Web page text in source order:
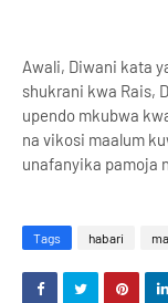
Awali, Diwani kata
shukrani kwa Rais,
upendo mkubwa
na vikosi maalum
unafanyika pamoja
Tags habari